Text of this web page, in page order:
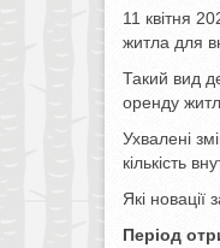
11 квітня
житла для
Такий вид
оренду
Ухвалені
кількість
Які
Період